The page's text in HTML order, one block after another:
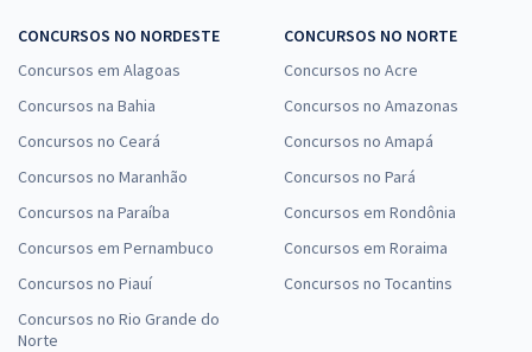
CONCURSOS NO NORDESTE
Concursos em Alagoas
Concursos na Bahia
Concursos no Ceará
Concursos no Maranhão
Concursos na Paraíba
Concursos em Pernambuco
Concursos no Piauí
Concursos no Rio Grande do
Norte
CONCURSOS NO NORTE
Concursos no Acre
Concursos no Amazonas
Concursos no Amapá
Concursos no Pará
Concursos em Rondônia
Concursos em Roraima
Concursos no Tocantins